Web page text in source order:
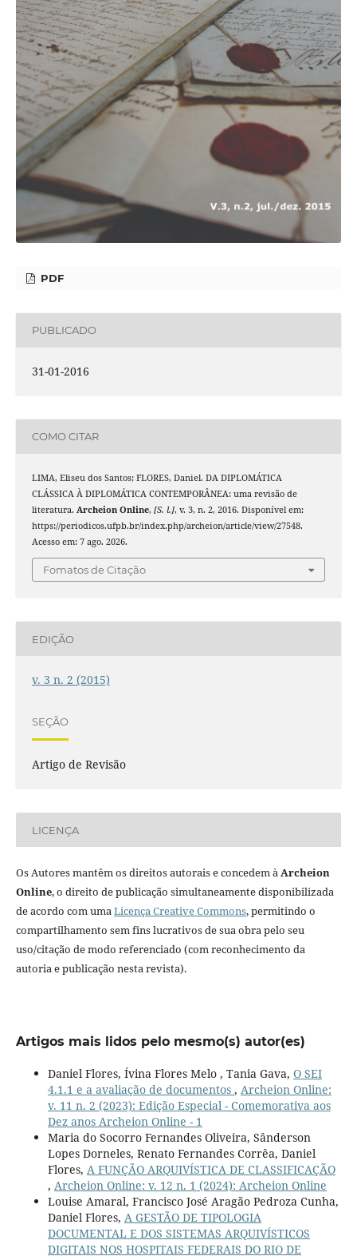
PDF
PUBLICADO
31-01-2016
COMO CITAR
LIMA, Eliseu dos Santos; FLORES, Daniel. DA DIPLOMÁTICA
CLÁSSICA À DIPLOMÁTICA CONTEMPORÂNEA: uma revisão de
literatura. Archeion Online, [S. l.], v. 3, n. 2, 2016. Disponível em:
https://periodicos.ufpb.br/index.php/archeion/article/view/27548.
Acesso em: 7 ago. 2026.
Fomatos de Citação
EDIÇÃO
v. 3 n. 2 (2015)
SEÇÃO
Artigo de Revisão
LICENÇA
Os Autores mantêm os direitos autorais e concedem àArcheion
Online, o direito de publicação simultaneamente disponibilizada
de acordo com umaLicença Creative Commons, permitindo o
compartilhamento sem fins lucrativos de sua obra pelo seu
uso/citação de modo referenciado (com reconhecimento da
autoria e publicação nesta revista).
Artigos mais lidos pelo mesmo(s) autor(es)
Daniel Flores, Ívina Flores Melo , Tania Gava, O SEI
4.1.1 e a avaliação de documentos , Archeion Online:
v. 11 n. 2 (2023): Edição Especial - Comemorativa aos
Dez anos Archeion Online - 1
Maria do Socorro Fernandes Oliveira, Sânderson
Lopes Dorneles, Renato Fernandes Corrêa, Daniel
Flores, A FUNÇÃO ARQUIVÍSTICA DE CLASSIFICAÇÃO
, Archeion Online: v. 12 n. 1 (2024): Archeion Online
Louise Amaral, Francisco José Aragão Pedroza Cunha,
Daniel Flores, A GESTÃO DE TIPOLOGIA
DOCUMENTAL E DOS SISTEMAS ARQUIVÍSTICOS
DIGITAIS NOS HOSPITAIS FEDERAIS DO RIO DE